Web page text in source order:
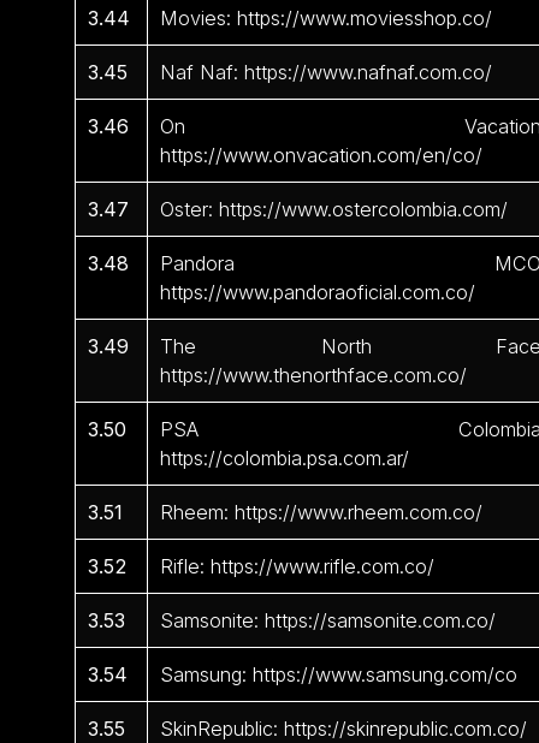
3.44 Movies: https://www.moviesshop.co/
3.45 Naf Naf: https://www.nafnaf.com.co/
3.46
On
https://www.onvacation.com/en/co/
3.47 Oster: https://www.ostercolombia.com/
3.48
Pandora
https://www.pandoraoficial.com.co/
3.49
The North
https://www.thenorthface.com.co/
3.50
PSA
https://colombia.psa.com.ar/
3.51 Rheem: https://www.rheem.com.co/
3.52 Rifle: https://www.rifle.com.co/
3.53 Samsonite: https://samsonite.com.co/
3.54 Samsung: https://www.samsung.com/co
3.55 SkinRepublic: https://skinrepublic.com.co/